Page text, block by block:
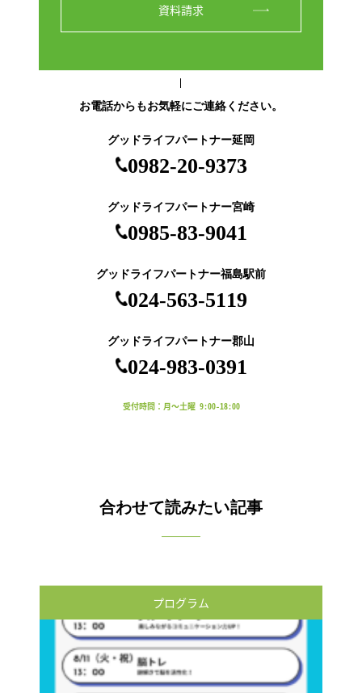
資料請求
お電話からもお気軽にご連絡ください。
グッドライフパートナー延岡
0982-20-9373
グッドライフパートナー宮崎
0985-83-9041
グッドライフパートナー福島駅前
024-563-5119
グッドライフパートナー郡山
024-983-0391
受付時間：月～土曜 9:00-18:00
合わせて読みたい記事
プログラム